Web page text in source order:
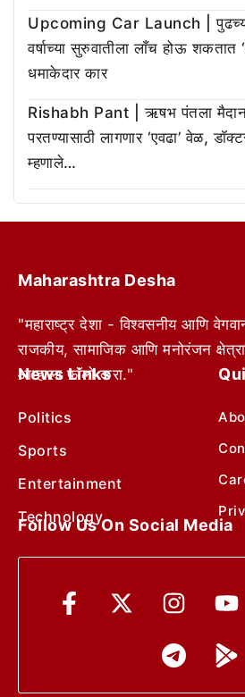
Upcoming Car Launch |
वर्षाच्या सुरुवातीला लाँच होऊ शकतात
धमाकेदार कार
Rishabh Pant | ऋषभ पंतला
परतण्यासाठी लागणार ‘एवढा’ वेळ,
म्हणाले…
Maharashtra Desha
"महाराष्ट्र देशा - विश्वसनीय आणि
राजकीय, सामाजिक आणि मनोरंजन
आम्हाला फॉलो करा."
News Links
Politics
Sports
Entertainment
Technology
Follow Us On Social Media